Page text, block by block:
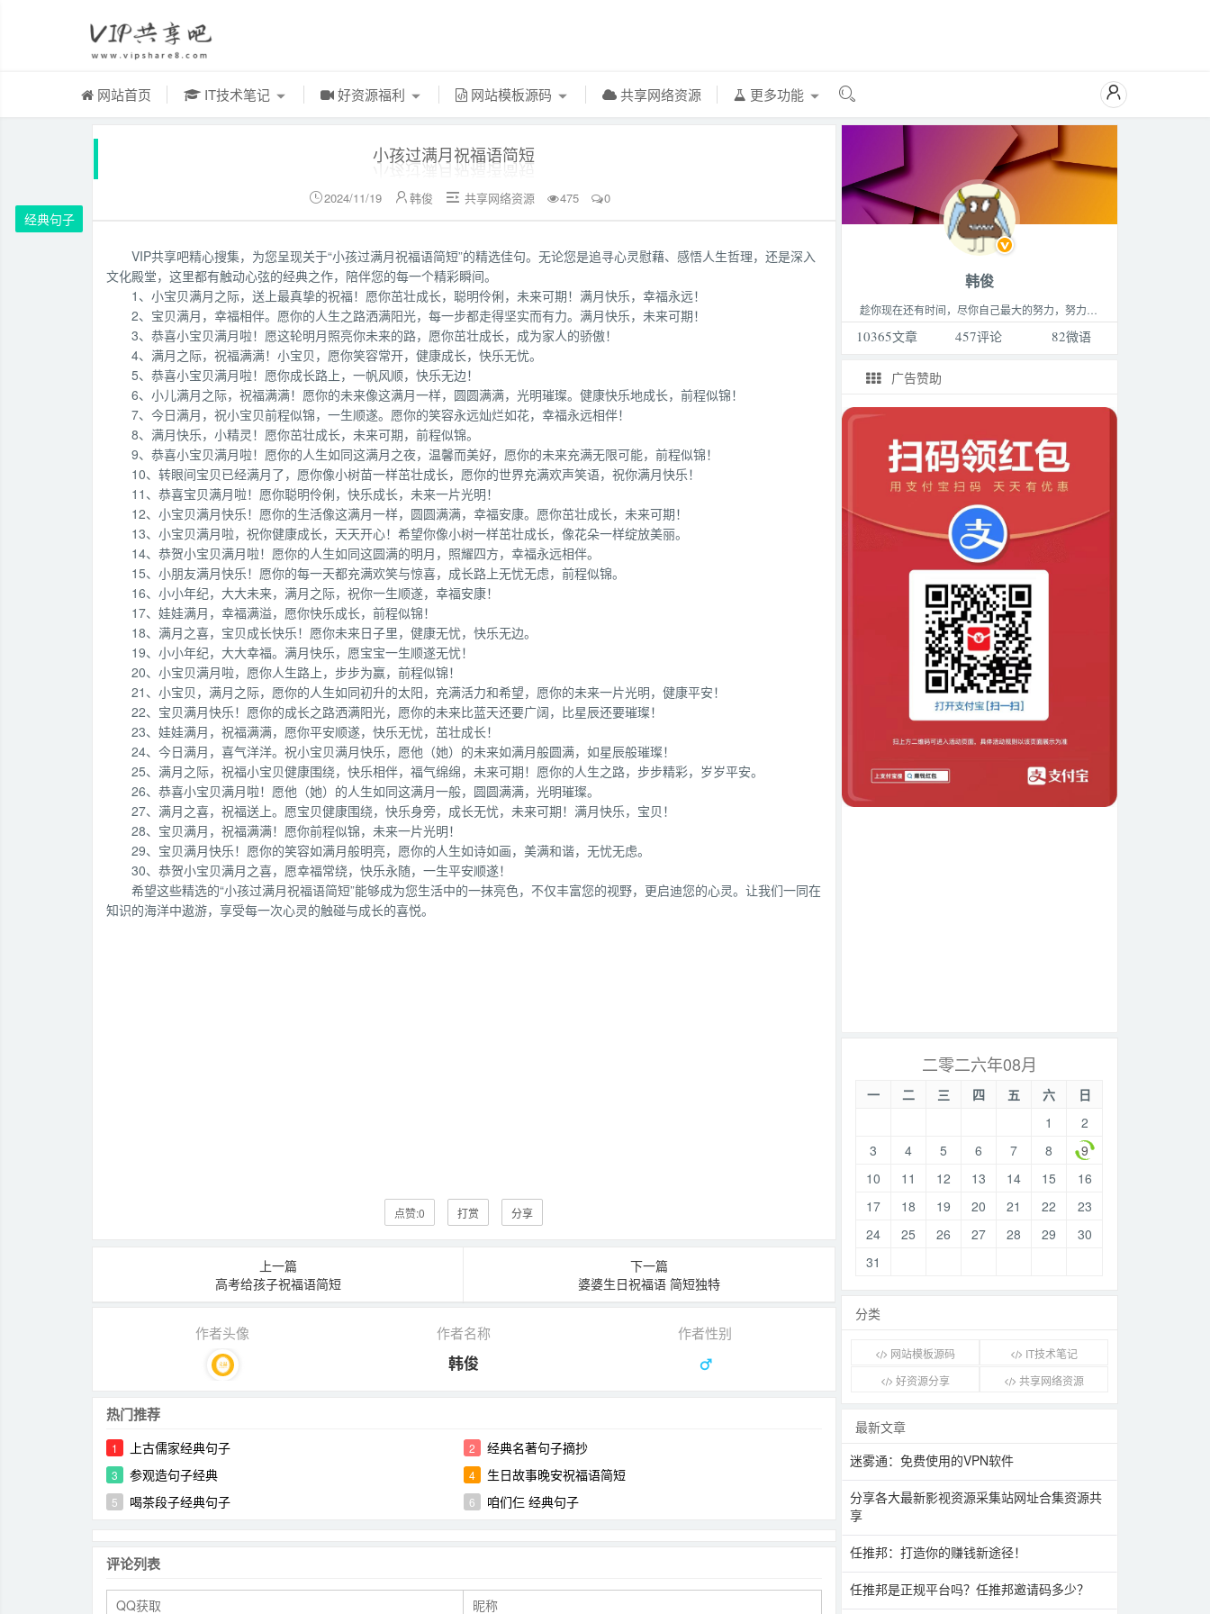
网站首页 IT技术笔记 好资源福利 网站模板源码 共享网络资源 更多功能  
经典句子
小孩过满月祝福语简短
2024/11/19 韩俊  共享网络资源 475 0
VIP共享吧精心搜集，为您呈现关于“小孩过满月祝福语简短”的精选佳句。无论您是追寻心灵慰藉、感悟人生哲理，还是深入
文化殿堂，这里都有触动心弦的经典之作，陪伴您的每一个精彩瞬间。
1、小宝贝满月之际，送上最真挚的祝福！愿你茁壮成长，聪明伶俐，未来可期！满月快乐，幸福永远！
2、宝贝满月，幸福相伴。愿你的人生之路洒满阳光，每一步都走得坚实而有力。满月快乐，未来可期！
3、恭喜小宝贝满月啦！愿这轮明月照亮你未来的路，愿你茁壮成长，成为家人的骄傲！
4、满月之际，祝福满满！小宝贝，愿你笑容常开，健康成长，快乐无忧。
5、恭喜小宝贝满月啦！愿你成长路上，一帆风顺，快乐无边！
6、小儿满月之际，祝福满满！愿你的未来像这满月一样，圆圆满满，光明璀璨。健康快乐地成长，前程似锦！
7、今日满月，祝小宝贝前程似锦，一生顺遂。愿你的笑容永远灿烂如花，幸福永远相伴！
8、满月快乐，小精灵！愿你茁壮成长，未来可期，前程似锦。
9、恭喜小宝贝满月啦！愿你的人生如同这满月之夜，温馨而美好，愿你的未来充满无限可能，前程似锦！
10、转眼间宝贝已经满月了，愿你像小树苗一样茁壮成长，愿你的世界充满欢声笑语，祝你满月快乐！
11、恭喜宝贝满月啦！愿你聪明伶俐，快乐成长，未来一片光明！
12、小宝贝满月快乐！愿你的生活像这满月一样，圆圆满满，幸福安康。愿你茁壮成长，未来可期！
13、小宝贝满月啦，祝你健康成长，天天开心！希望你像小树一样茁壮成长，像花朵一样绽放美丽。
14、恭贺小宝贝满月啦！愿你的人生如同这圆满的明月，照耀四方，幸福永远相伴。
15、小朋友满月快乐！愿你的每一天都充满欢笑与惊喜，成长路上无忧无虑，前程似锦。
16、小小年纪，大大未来，满月之际，祝你一生顺遂，幸福安康！
17、娃娃满月，幸福满溢，愿你快乐成长，前程似锦！
18、满月之喜，宝贝成长快乐！愿你未来日子里，健康无忧，快乐无边。
19、小小年纪，大大幸福。满月快乐，愿宝宝一生顺遂无忧！
20、小宝贝满月啦，愿你人生路上，步步为赢，前程似锦！
21、小宝贝，满月之际，愿你的人生如同初升的太阳，充满活力和希望，愿你的未来一片光明，健康平安！
22、宝贝满月快乐！愿你的成长之路洒满阳光，愿你的未来比蓝天还要广阔，比星辰还要璀璨！
23、娃娃满月，祝福满满，愿你平安顺遂，快乐无忧，茁壮成长！
24、今日满月，喜气洋洋。祝小宝贝满月快乐，愿他（她）的未来如满月般圆满，如星辰般璀璨！
25、满月之际，祝福小宝贝健康围绕，快乐相伴，福气绵绵，未来可期！愿你的人生之路，步步精彩，岁岁平安。
26、恭喜小宝贝满月啦！愿他（她）的人生如同这满月一般，圆圆满满，光明璀璨。
27、满月之喜，祝福送上。愿宝贝健康围绕，快乐身旁，成长无忧，未来可期！满月快乐，宝贝！
28、宝贝满月，祝福满满！愿你前程似锦，未来一片光明！
29、宝贝满月快乐！愿你的笑容如满月般明亮，愿你的人生如诗如画，美满和谐，无忧无虑。
30、恭贺小宝贝满月之喜，愿幸福常绕，快乐永随，一生平安顺遂！
希望这些精选的“小孩过满月祝福语简短”能够成为您生活中的一抹亮色，不仅丰富您的视野，更启迪您的心灵。让我们一同在
知识的海洋中遨游，享受每一次心灵的触碰与成长的喜悦。
点赞:0 打赏 分享
上一篇
高考给孩子祝福语简短
下一篇
婆婆生日祝福语 简短独特
作者头像 作者名称 作者性别
韩俊
热门推荐
1 上古儒家经典句子 2 经典名著句子摘抄
3 参观造句子经典 4 生日故事晚安祝福语简短
5 喝茶段子经典句子 6 咱们仨 经典句子
评论列表
韩俊
趁你现在还有时间，尽你自己最大的努力，努力做成你最想做的那件事，成为你最想成为的那种人，过着你最想过的那种生活。这个世界永远比你想的要更精彩，不要败给生活。
10365文章 457评论 82微语
广告赞助
二零二六年08月
一 二 三 四 五 六
日
1
2
3
4 5 6 7 8
9
10
11 12 13 14 15
16
17
18 19 20 21 22
23
24
25 26 27 28 29
30
31
分类
网站模板源码
IT技术笔记
好资源分享
共享网络资源
最新文章
迷雾通：免费使用的VPN软件
分享各大最新影视资源采集站网址合集资源共
享
任推邦：打造你的赚钱新途径！
任推邦是正规平台吗？任推邦邀请码多少？